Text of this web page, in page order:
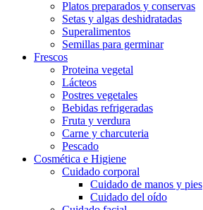
Platos preparados y conservas
Setas y algas deshidratadas
Superalimentos
Semillas para germinar
Frescos
Proteina vegetal
Lácteos
Postres vegetales
Bebidas refrigeradas
Fruta y verdura
Carne y charcuteria
Pescado
Cosmética e Higiene
Cuidado corporal
Cuidado de manos y pies
Cuidado del oído